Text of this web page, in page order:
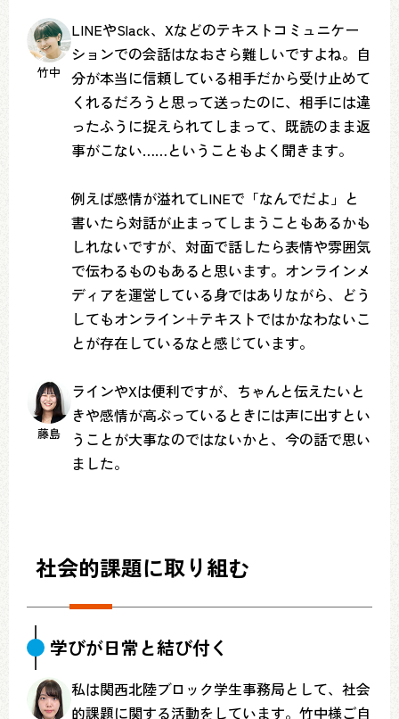
竹中
LINEやSlack、Xなどのテキストコミュニケー
ションでの会話はなおさら難しいですよね。自
分が本当に信頼している相手だから受け止めて
くれるだろうと思って送ったのに、相手には違
ったふうに捉えられてしまって、既読のまま返
事がこない……ということもよく聞きます。
例えば感情が溢れてLINEで「なんでだよ」と
書いたら対話が止まってしまうこともあるかも
しれないですが、対面で話したら表情や雰囲気
で伝わるものもあると思います。オンラインメ
ディアを運営している身ではありながら、どう
してもオンライン＋テキストではかなわないこ
とが存在しているなと感じています。
藤島
ラインやXは便利ですが、ちゃんと伝えたいと
きや感情が高ぶっているときには声に出すとい
うことが大事なのではないかと、今の話で思い
ました。
社会的課題に取り組む
学びが日常と結び付く
私は関西北陸ブロック学生事務局として、社会
的課題に関する活動をしています。竹中様ご自